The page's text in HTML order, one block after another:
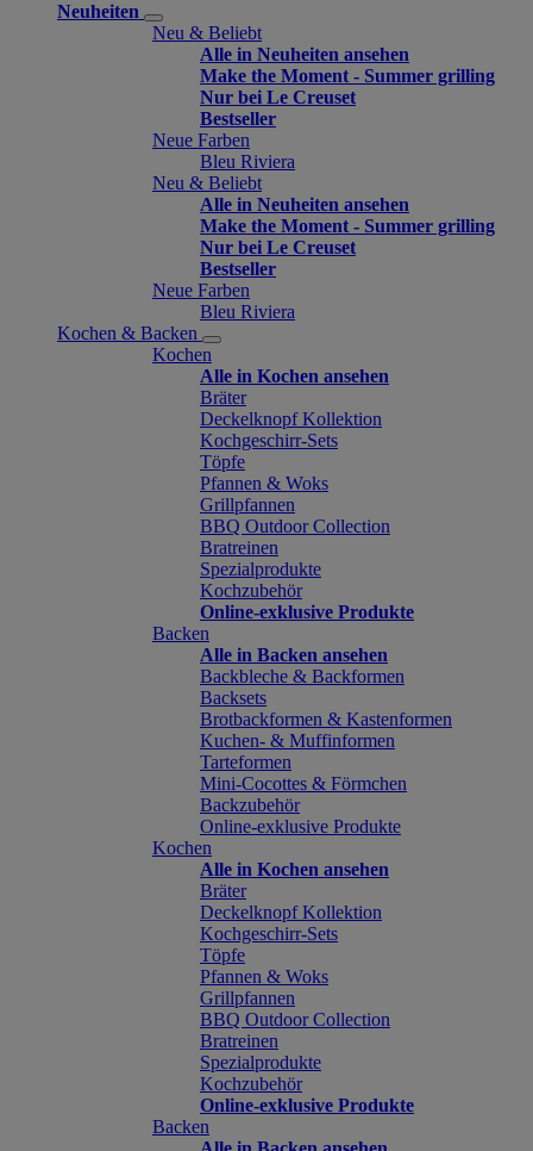
Neuheiten
Neu & Beliebt
Alle in Neuheiten ansehen
Make the Moment - Summer grilling
Nur bei Le Creuset
Bestseller
Neue Farben
Bleu Riviera
Neu & Beliebt
Alle in Neuheiten ansehen
Make the Moment - Summer grilling
Nur bei Le Creuset
Bestseller
Neue Farben
Bleu Riviera
Kochen & Backen
Kochen
Alle in Kochen ansehen
Bräter
Deckelknopf Kollektion
Kochgeschirr-Sets
Töpfe
Pfannen & Woks
Grillpfannen
BBQ Outdoor Collection
Bratreinen
Spezialprodukte
Kochzubehör
Online-exklusive Produkte
Backen
Alle in Backen ansehen
Backbleche & Backformen
Backsets
Brotbackformen & Kastenformen
Kuchen- & Muffinformen
Tarteformen
Mini-Cocottes & Förmchen
Backzubehör
Online-exklusive Produkte
Kochen
Alle in Kochen ansehen
Bräter
Deckelknopf Kollektion
Kochgeschirr-Sets
Töpfe
Pfannen & Woks
Grillpfannen
BBQ Outdoor Collection
Bratreinen
Spezialprodukte
Kochzubehör
Online-exklusive Produkte
Backen